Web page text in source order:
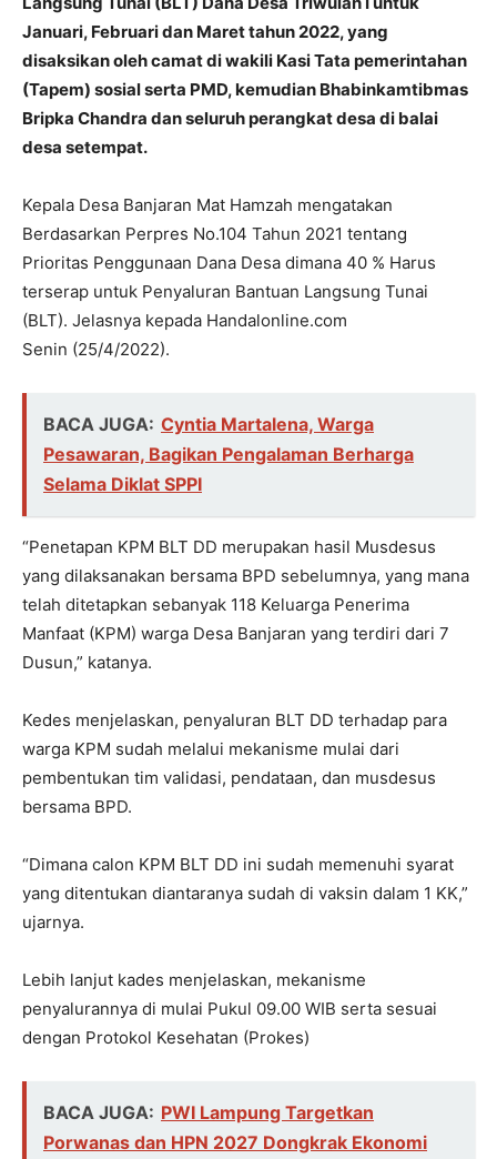
Januari, Februari dan Maret tahun 2022, yang
disaksikan oleh camat di wakili Kasi Tata pemerintahan
(Tapem) sosial serta PMD, kemudian Bhabinkamtibmas
Bripka Chandra dan seluruh perangkat desa di balai
desa setempat.
Kepala Desa Banjaran Mat Hamzah mengatakan
Berdasarkan Perpres No.104 Tahun 2021 tentang
Prioritas Penggunaan Dana Desa dimana 40 % Harus
terserap untuk Penyaluran Bantuan Langsung Tunai
(BLT). Jelasnya kepada Handalonline.com
Senin (25/4/2022).
BACA JUGA: Cyntia Martalena, Warga
Pesawaran, Bagikan Pengalaman Berharga
Selama Diklat SPPI
“Penetapan KPM BLT DD merupakan hasil Musdesus
yang dilaksanakan bersama BPD sebelumnya, yang mana
telah ditetapkan sebanyak 118 Keluarga Penerima
Manfaat (KPM) warga Desa Banjaran yang terdiri dari 7
Dusun,” katanya.
Kedes menjelaskan, penyaluran BLT DD terhadap para
warga KPM sudah melalui mekanisme mulai dari
pembentukan tim validasi, pendataan, dan musdesus
bersama BPD.
“Dimana calon KPM BLT DD ini sudah memenuhi syarat
yang ditentukan diantaranya sudah di vaksin dalam 1 KK,”
ujarnya.
Lebih lanjut kades menjelaskan, mekanisme
penyalurannya di mulai Pukul 09.00 WIB serta sesuai
dengan Protokol Kesehatan (Prokes)
BACA JUGA: PWI Lampung Targetkan
Porwanas dan HPN 2027 Dongkrak Ekonomi